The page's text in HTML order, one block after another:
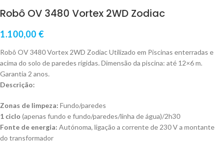
Robô OV 3480 Vortex 2WD Zodiac
1.100,00 €
Robô OV 3480 Vortex 2WD Zodiac Utilizado em Piscinas enterradas e
acima do solo de paredes rígidas. Dimensão da piscina: até 12×6 m.
Garantia 2 anos.
Descrição:
Zonas de limpeza: Fundo/paredes
1 ciclo (apenas fundo e fundo/paredes/linha de água)/2h30
Fonte de energia: Autónoma, ligação a corrente de 230 V a montante
do transformador